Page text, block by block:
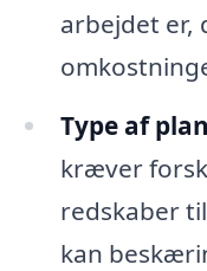
arbejdet er,
Type af
kræver
redskaber
kan